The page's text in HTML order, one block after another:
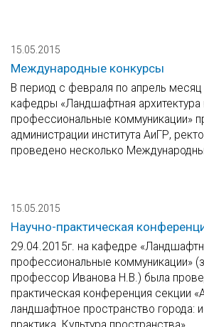
15.05.2015
Международные конкурсы
В период с февраля по апрель месяц
кафедры «Ландшафтная архитектура
профессиональные коммуникации»
администрации института АиГР,
проведено несколько
15.05.2015
Научно-практическая
29.04.2015г. на кафедре
профессиональные коммуникации»
профессор Иванова Н.В.) была
практическая конференция секции
ландшафтное пространство города: